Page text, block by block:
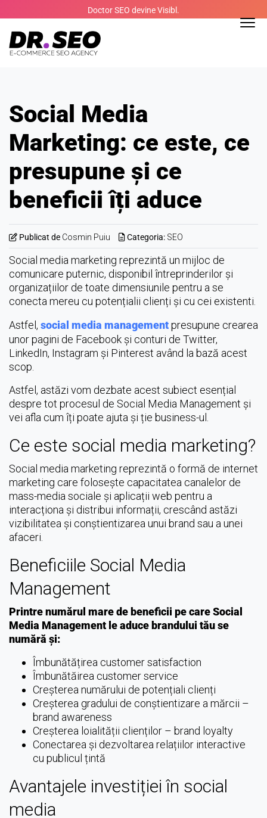
to
content
Doctor SEO devine Visibl.
Social Media
Marketing: ce este, ce
presupune și ce
beneficii îți aduce
Publicat de Cosmin Puiu Categoria: SEO
Social media marketing reprezintă un mijloc de
comunicare puternic, disponibil întreprinderilor și
organizațiilor de toate dimensiunile pentru a se
conecta mereu cu potențialii clienți și cu cei existenti.
Astfel, social media managementpresupune crearea
unor pagini de Facebook și conturi de Twitter,
LinkedIn, Instagram și Pinterest având la bază acest
scop.
Astfel, astăzi vom dezbate acest subiect esențial
despre tot procesul de Social Media Management și
vei afla cum îți poate ajuta și ție business-ul.
Ce este social media marketing?
Social media marketing reprezintă o formă de internet
marketing care folosește capacitatea canalelor de
mass-media sociale și aplicații web pentru a
interacționa și distribui informații, crescând astăzi
vizibilitatea și conștientizarea unui brand sau a unei
afaceri.
Beneficiile Social Media
Management
Printre numărul mare de beneficii pe care Social
Media Management le aduce brandului tău se
numără și:
Îmbunătățirea customer satisfaction
Îmbunătăirea customer service
Creșterea numărului de potențiali clienți
Creșterea gradului de conștientizare a mărcii –
brand awareness
Creșterea loialității clienților – brand loyalty
Conectarea și dezvoltarea relațiilor interactive
cu publicul țintă
Avantajele investiției în social
media